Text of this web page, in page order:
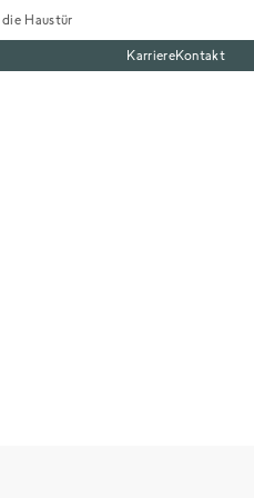
die Haustür
KarriereKontakt